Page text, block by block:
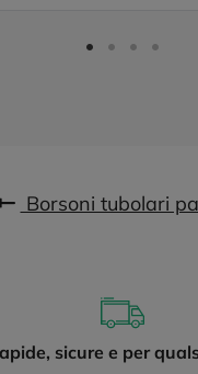
Borsoni tubolari
sicure e per